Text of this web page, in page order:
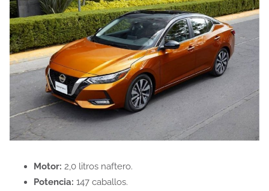
Motor: 2,0 litros naftero.
Potencia: 147 caballos.